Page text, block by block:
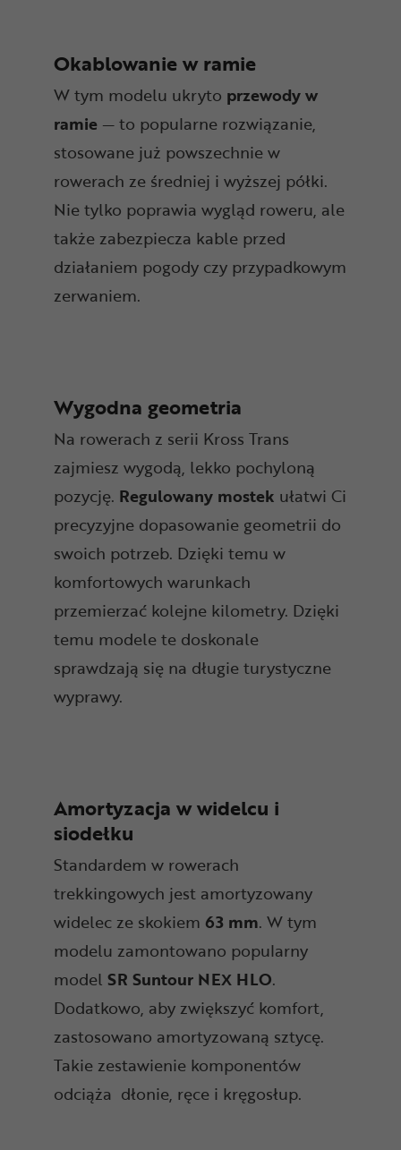
Okablowanie w ramie
W tym modelu ukryto przewody w
ramie — to popularne rozwiązanie,
stosowane już powszechnie w
rowerach ze średniej i wyższej półki.
Nie tylko poprawia wygląd roweru, ale
także zabezpiecza kable przed
działaniem pogody czy przypadkowym
zerwaniem.
Wygodna geometria
Na rowerach z serii Kross Trans
zajmiesz wygodą, lekko pochyloną
pozycję. Regulowany mostek ułatwi Ci
precyzyjne dopasowanie geometrii do
swoich potrzeb. Dzięki temu w
komfortowych warunkach
przemierzać kolejne kilometry. Dzięki
temu modele te doskonale
sprawdzają się na długie turystyczne
wyprawy.
Amortyzacja w widelcu i
siodełku
Standardem w rowerach
trekkingowych jest amortyzowany
widelec ze skokiem 63 mm. W tym
modelu zamontowano popularny
model SR Suntour NEX HLO.
Dodatkowo, aby zwiększyć komfort,
zastosowano amortyzowaną sztycę.
Takie zestawienie komponentów
odciąża dłonie, ręce i kręgosłup.